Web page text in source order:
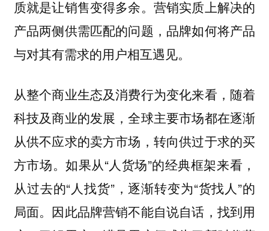
质就是让销售变得多余。营销实质上解决的
产品两侧供需匹配的问题，品牌如何将产品
与对其有需求的用户相互遇见。
从整个商业生态及消费行为变化来看，随着
科技及商业的发展，全球主要市场都在逐渐
从供不应求的卖方市场，转向供过于求的买
方市场。如果从“人货场”的经典框架来看，
从过去的“人找货”，逐渐转变为“货找人”的
局面。因此品牌营销不能自说自话，找到用